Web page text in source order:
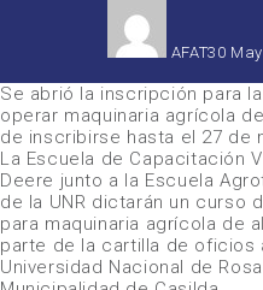
AFAT30
Se abrió la inscripción para
operar maquinaria agrícola
de inscribirse hasta el 27 de
La Escuela de Capacitación
Deere junto a la Escuela
de la UNR dictarán un curso
para maquinaria agrícola de
parte de la cartilla de oficios
Universidad Nacional de